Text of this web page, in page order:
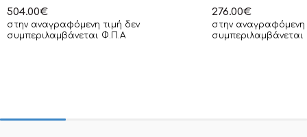
504.00€
στην αναγραφόμενη τιμή δεν
συμπεριλαμβάνεται Φ.Π.Α
276.00€
στην αναγραφόμενη